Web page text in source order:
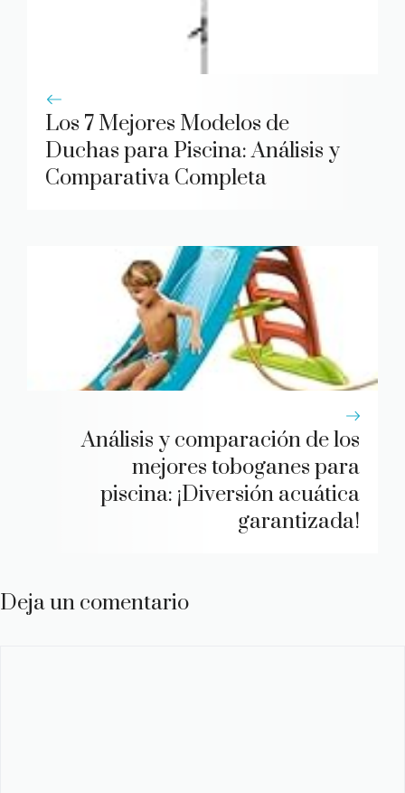
Los 7 Mejores Modelos de
Duchas para Piscina: Análisis y
Comparativa Completa
Análisis y comparación de los
mejores toboganes para
piscina: ¡Diversión acuática
garantizada!
Deja un comentario